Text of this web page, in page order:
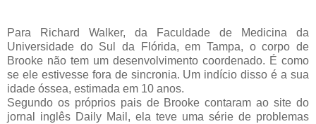
Para Richard Walker, da Faculdade de Medicina da
Universidade do Sul da Flórida, em Tampa, o corpo de
Brooke não tem um desenvolvimento coordenado. É como
se ele estivesse fora de sincronia. Um indício disso é a sua
idade óssea, estimada em 10 anos.
Segundo os próprios pais de Brooke contaram ao site do
jornal inglês Daily Mail, ela teve uma série de problemas